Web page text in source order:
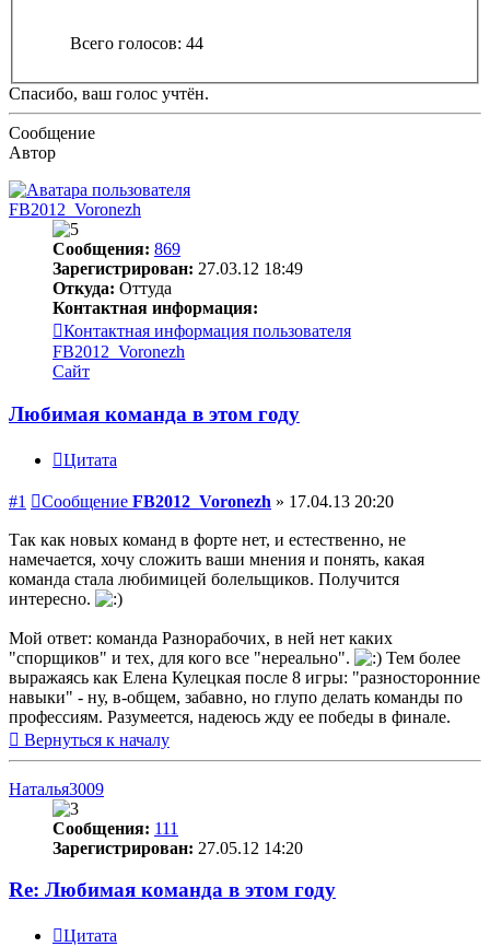
Всего голосов: 44
Спасибо, ваш голос учтён.
Сообщение
Автор
FB2012_Voronezh
Сообщения: 869
Зарегистрирован: 27.03.12 18:49
Откуда: Оттуда
Контактная информация:
Контактная информация пользователя
FB2012_Voronezh
Сайт
Любимая команда в этом году
Цитата
#1 Сообщение FB2012_Voronezh » 17.04.13 20:20
Так как новых команд в форте нет, и естественно, не
намечается, хочу сложить ваши мнения и понять, какая
команда стала любимицей болельщиков. Получится
интересно.
Мой ответ: команда Разнорабочих, в ней нет каких
"спорщиков" и тех, для кого все "нереально".
Тем более
выражаясь как Елена Кулецкая после 8 игры: "разносторонние
навыки" - ну, в-общем, забавно, но глупо делать команды по
профессиям. Разумеется, надеюсь жду ее победы в финале.
Вернуться к началу
Наталья3009
Сообщения: 111
Зарегистрирован: 27.05.12 14:20
Re: Любимая команда в этом году
Цитата